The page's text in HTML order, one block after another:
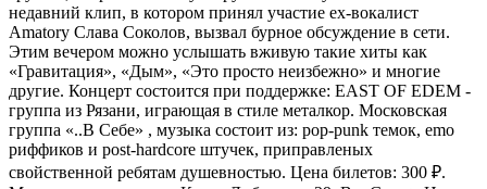
недавний клип, в котором принял участие ex-вокалист
Amatory Слава Соколов, вызвал бурное обсуждение в сети.
Этим вечером можно услышать вживую такие хиты как
«Гравитация», «Дым», «Это просто неизбежно» и многие
другие. Концерт состоится при поддержке: EAST OF EDEM -
группа из Рязани, играющая в стиле металкор. Московская
группа «..В Себе» , музыка состоит из: pop-punk темок, emo
риффиков и post-hardcore штучек, приправленых
свойственной ребятам душевностью. Цена билетов: 300 ₽.